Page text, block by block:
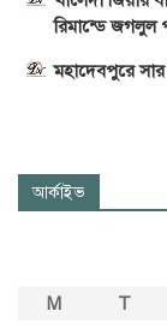
রিমান্ডে জগলুল
মহাদেবপুরে
আর্কাইভ
M T